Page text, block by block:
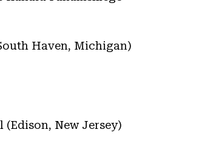
Haven, Michigan)
(Edison, New Jersey)